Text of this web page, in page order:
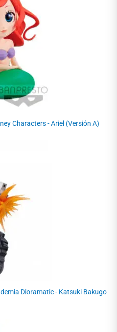
Characters - Ariel (Versión A)
Dioramatic - Katsuki Bakugo